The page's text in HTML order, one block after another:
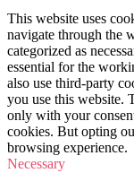
This website uses
navigate through the
categorized as
essential for the
also use third-party
you use this website.
only with your
cookies. But opting
browsing experience.
Necessary